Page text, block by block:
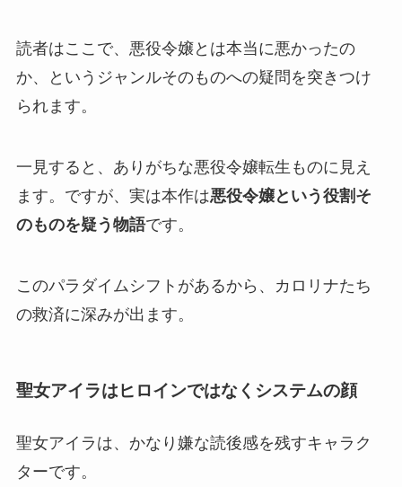
読者はここで、悪役令嬢とは本当に悪かったの
か、というジャンルそのものへの疑問を突きつけ
られます。
一見すると、ありがちな悪役令嬢転生ものに見え
ます。ですが、実は本作は悪役令嬢という役割そ
のものを疑う物語です。
このパラダイムシフトがあるから、カロリナたち
の救済に深みが出ます。
聖女アイラはヒロインではなくシステムの顔
聖女アイラは、かなり嫌な読後感を残すキャラク
ターです。